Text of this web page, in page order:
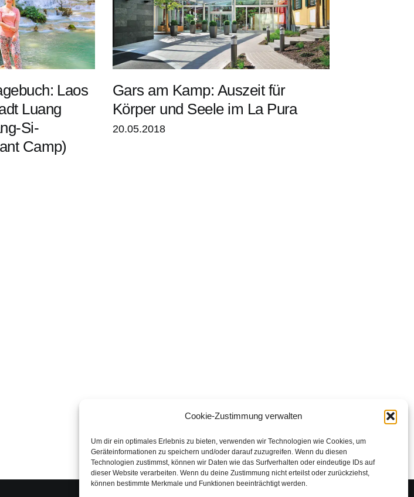
Cookie-Zustimmung verwalten
Um dir ein optimales Erlebnis zu bieten, verwenden wir Technologien wie Cookies, um
Geräteinformationen zu speichern und/oder darauf zuzugreifen. Wenn du diesen
Technologien zustimmst, können wir Daten wie das Surfverhalten oder eindeutige IDs auf
dieser Website verarbeiten. Wenn du deine Zustimmung nicht erteilst oder zurückziehst,
können bestimmte Merkmale und Funktionen beeinträchtigt werden.
Laos
Luang
Si-
Camp)
Gars am Kamp: Auszeit für
Körper und Seele im La Pura
20.05.2018